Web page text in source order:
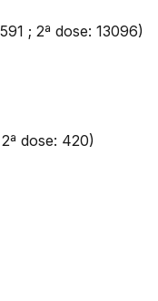
; 2ª dose: 13096)
dose: 420)